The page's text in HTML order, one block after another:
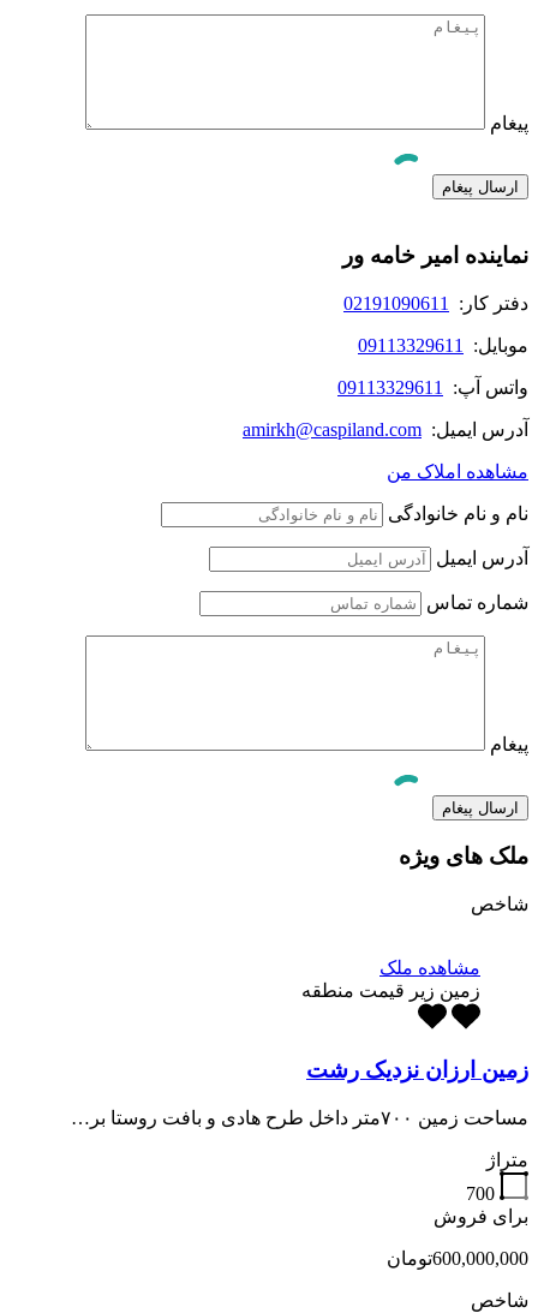
پیغام
نماینده امیر خامه ور
دفتر کار: 02191090611
موبایل: 09113329611
واتس آپ: 09113329611
آدرس ایمیل: amirkh@caspiland.com
مشاهده املاک من
نام و نام خانوادگی
آدرس ایمیل
شماره تماس
پیغام
ملک های ویژه
شاخص
مشاهده ملک
زمین زیر قیمت منطقه
زمین ارزان نزدیک رشت
مساحت زمین ۷۰۰متر داخل طرح هادی و بافت روستا بر…
متراژ
700
برای فروش
600,000,000تومان
شاخص